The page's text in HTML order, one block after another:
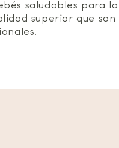
saludables para la
superior que son